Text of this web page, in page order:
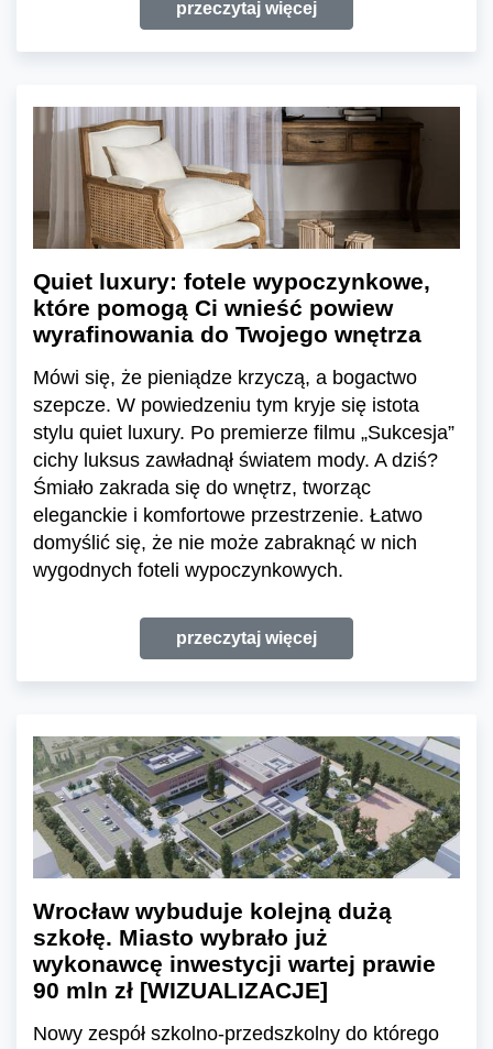
przeczytaj więcej
Quiet luxury: fotele wypoczynkowe,
które pomogą Ci wnieść powiew
wyrafinowania do Twojego wnętrza
Mówi się, że pieniądze krzyczą, a bogactwo
szepcze. W powiedzeniu tym kryje się istota
stylu quiet luxury. Po premierze filmu „Sukcesja”
cichy luksus zawładnął światem mody. A dziś?
Śmiało zakrada się do wnętrz, tworząc
eleganckie i komfortowe przestrzenie. Łatwo
domyślić się, że nie może zabraknąć w nich
wygodnych foteli wypoczynkowych.
przeczytaj więcej
Wrocław wybuduje kolejną dużą
szkołę. Miasto wybrało już
wykonawcę inwestycji wartej prawie
90 mln zł [WIZUALIZACJE]
Nowy zespół szkolno-przedszkolny do którego